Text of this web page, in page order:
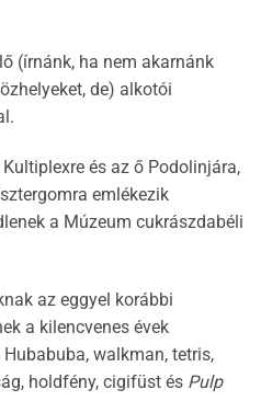
(írnánk, ha nem akarnánk
de) alkotói
és az ő Podolinjára,
emlékezik
a Múzeum cukrászdabéli
az eggyel korábbi
a kilencvenes évek
walkman, tetris,
holdfény, cigifüst és Pulp